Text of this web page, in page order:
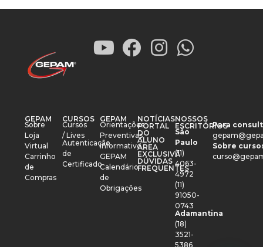
GEPAM
Sobre
Loja
Virtual
Carrinho
de
Compras
CURSOS
Cursos
/ Lives
Autenticação
de
Certificado
GEPAM
Orientações
Preventivas
Informativo
GEPAM
Calendário
de
Obrigações
NOTÍCIAS
PORTAL
DO
ALUNO
ÁREA
EXCLUSIVA
DÚVIDAS
FREQUENTES
NOSSOS
ESCRITÓRIOS
São
Paulo
(11)
4063-
4972
(11)
91050-
0743
Adamantina
(18)
3521-
5386
Para
Sobre